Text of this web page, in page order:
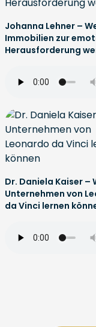
Johanna Lehner –
Immobilien zur
Herausforderung
Dr. Daniela Kaiser –
Unternehmen von
da Vinci lernen